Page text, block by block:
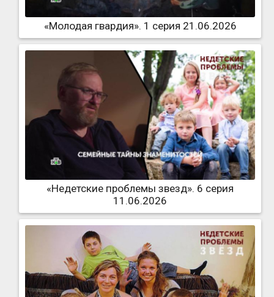
«Молодая гвардия». 1 серия 21.06.2026
«Недетские проблемы звезд». 6 серия
11.06.2026